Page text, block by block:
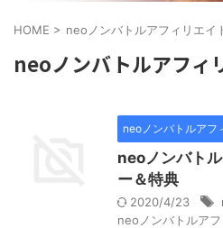
HOME > neoノンバトルアフィリエ
neoノンバトルアフ
neoノンバトルア
neoノンバト
ー＆特典
2020/4/23
neoノンバトルア